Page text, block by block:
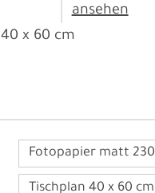
ansehen
40 x 60 cm
Fotopapier matt
Tischplan 40 x 60 cm